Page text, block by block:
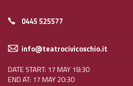
0445 525577
info@teatrocivicoschio.it
DATE START: 17 MAY 18:30
END AT: 17 MAY 20:30